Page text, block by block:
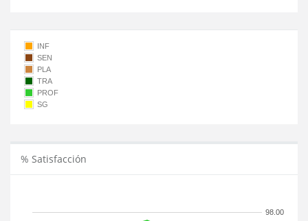
INF
SEN
PLA
TRA
PROF
SG
% Satisfacción
98.00